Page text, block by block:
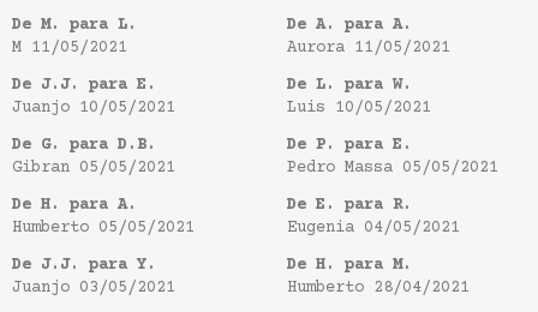
De M. para L.
M 11/05/2021
De A. para A.
Aurora 11/05/2021
De J.J. para E.
Juanjo 10/05/2021
De L. para W.
Luis 10/05/2021
De G. para D.B.
Gibran 05/05/2021
De P. para E.
Pedro Massa 05/05/2021
De H. para A.
Humberto 05/05/2021
De E. para R.
Eugenia 04/05/2021
De J.J. para Y.
Juanjo 03/05/2021
De H. para M.
Humberto 28/04/2021